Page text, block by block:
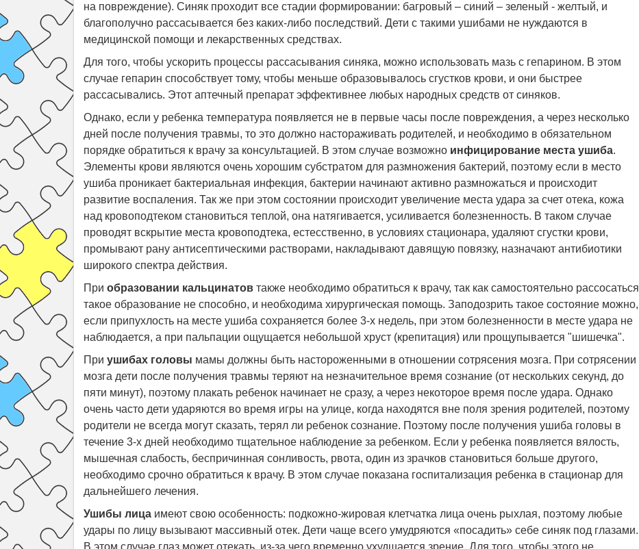
на повреждение). Синяк проходит все стадии формировании: багровый – синий – зеленый - желтый, и
благополучно рассасывается без каких-либо последствий. Дети с такими ушибами не нуждаются в
медицинской помощи и лекарственных средствах.
Для того, чтобы ускорить процессы рассасывания синяка, можно использовать мазь с гепарином. В этом
случае гепарин способствует тому, чтобы меньше образовывалось сгустков крови, и они быстрее
рассасывались. Этот аптечный препарат эффективнее любых народных средств от синяков.
Однако, если у ребенка температура появляется не в первые часы после повреждения, а через несколько
дней после получения травмы, то это должно настораживать родителей, и необходимо в обязательном
порядке обратиться к врачу за консультацией. В этом случае возможно инфицирование места ушиба.
Элементы крови являются очень хорошим субстратом для размножения бактерий, поэтому если в место
ушиба проникает бактериальная инфекция, бактерии начинают активно размножаться и происходит
развитие воспаления. Так же при этом состоянии происходит увеличение места удара за счет отека, кожа
над кровоподтеком становиться теплой, она натягивается, усиливается болезненность. В таком случае
проводят вскрытие места кровоподтека, естесственно, в условиях стационара, удаляют сгустки крови,
промывают рану антисептическими растворами, накладывают давящую повязку, назначают антибиотики
широкого спектра действия.
При образовании кальцинатов также необходимо обратиться к врачу, так как самостоятельно рассосаться
такое образование не способно, и необходима хирургическая помощь. Заподозрить такое состояние можно,
если припухлость на месте ушиба сохраняется более 3-х недель, при этом болезненности в месте удара не
наблюдается, а при пальпации ощущается небольшой хруст (крепитация) или прощупывается "шишечка".
При ушибах головы мамы должны быть настороженными в отношении сотрясения мозга. При сотрясении
мозга дети после получения травмы теряют на незначительное время сознание (от нескольких секунд, до
пяти минут), поэтому плакать ребенок начинает не сразу, а через некоторое время после удара. Однако
очень часто дети ударяются во время игры на улице, когда находятся вне поля зрения родителей, поэтому
родители не всегда могут сказать, терял ли ребенок сознание. Поэтому после получения ушиба головы в
течение 3-х дней необходимо тщательное наблюдение за ребенком. Если у ребенка появляется вялость,
мышечная слабость, беспричинная сонливость, рвота, один из зрачков становиться больше другого,
необходимо срочно обратиться к врачу. В этом случае показана госпитализация ребенка в стационар для
дальнейшего лечения.
Ушибы лица имеют свою особенность: подкожно-жировая клетчатка лица очень рыхлая, поэтому любые
удары по лицу вызывают массивный отек. Дети чаще всего умудряются «посадить» себе синяк под глазами.
В этом случае глаз может отекать, из-за чего временно ухудшается зрение. Для того, чтобы этого не